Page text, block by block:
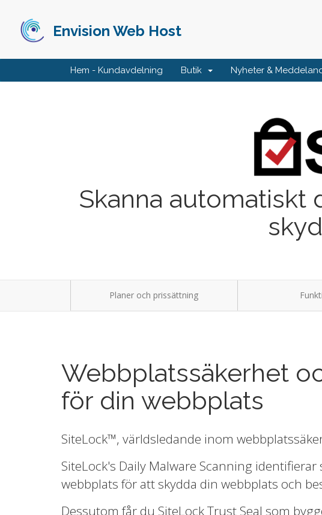
Envision Web Host
Hem - Kundavdelning Butik Nyheter &
Skanna automatiskt
Planer och prissättning
Webbplatssäkerhet
för din webbplats
SiteLock™, världsledande inom
SiteLock's Daily Malware Scanning
webbplats för att skydda din webbplats och
Dessutom får du SiteLock Trust Seal som